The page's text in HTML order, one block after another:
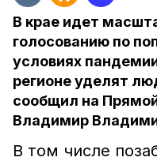
В крае идет
голосованию по
условиях
регионе уделят
сообщил на
Владимир
В том числе